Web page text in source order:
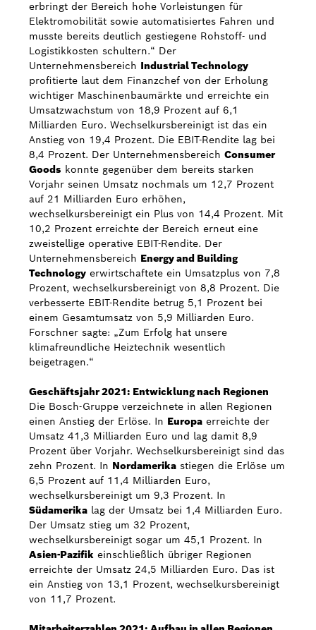
erbringt der Bereich hohe Vorleistungen für
Elektromobilität sowie automatisiertes Fahren und
musste bereits deutlich gestiegene Rohstoff- und
Logistikkosten schultern.“ Der
Unternehmensbereich Industrial Technology
profitierte laut dem Finanzchef von der Erholung
wichtiger Maschinenbaumärkte und erreichte ein
Umsatzwachstum von 18,9 Prozent auf 6,1
Milliarden Euro. Wechselkursbereinigt ist das ein
Anstieg von 19,4 Prozent. Die EBIT-Rendite lag bei
8,4 Prozent. Der Unternehmensbereich Consumer
Goods konnte gegenüber dem bereits starken
Vorjahr seinen Umsatz nochmals um 12,7 Prozent
auf 21 Milliarden Euro erhöhen,
wechselkursbereinigt ein Plus von 14,4 Prozent. Mit
10,2 Prozent erreichte der Bereich erneut eine
zweistellige operative EBIT-Rendite. Der
Unternehmensbereich Energy and Building
Technology erwirtschaftete ein Umsatzplus von 7,8
Prozent, wechselkursbereinigt von 8,8 Prozent. Die
verbesserte EBIT-Rendite betrug 5,1 Prozent bei
einem Gesamtumsatz von 5,9 Milliarden Euro.
Forschner sagte: „Zum Erfolg hat unsere
klimafreundliche Heiztechnik wesentlich
beigetragen.“
Geschäftsjahr 2021: Entwicklung nach Regionen
Die Bosch-Gruppe verzeichnete in allen Regionen
einen Anstieg der Erlöse. In Europa erreichte der
Umsatz 41,3 Milliarden Euro und lag damit 8,9
Prozent über Vorjahr. Wechselkursbereinigt sind das
zehn Prozent. In Nordamerika stiegen die Erlöse um
6,5 Prozent auf 11,4 Milliarden Euro,
wechselkursbereinigt um 9,3 Prozent. In
Südamerika lag der Umsatz bei 1,4 Milliarden Euro.
Der Umsatz stieg um 32 Prozent,
wechselkursbereinigt sogar um 45,1 Prozent. In
Asien-Pazifik einschließlich übriger Regionen
erreichte der Umsatz 24,5 Milliarden Euro. Das ist
ein Anstieg von 13,1 Prozent, wechselkursbereinigt
von 11,7 Prozent.